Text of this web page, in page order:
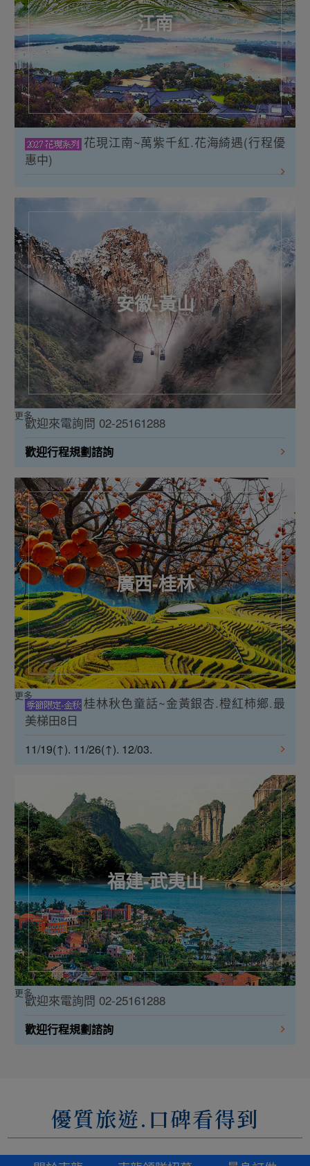
江南
花現江南~萬紫千紅.花海綺遇(行程優
惠中)
安徽-黃山
歡迎來電詢問 02-25161288
歡迎行程規劃諮詢
更多
廣西-桂林
桂林秋色童話~金黃銀杏.橙紅柿鄉.最
美梯田8日
11/19(↑). 11/26(↑). 12/03.
更多
福建-武夷山
歡迎來電詢問 02-25161288
歡迎行程規劃諮詢
更多
優質旅遊.口碑看得到